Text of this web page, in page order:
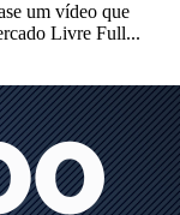
um vídeo que
Livre Full...